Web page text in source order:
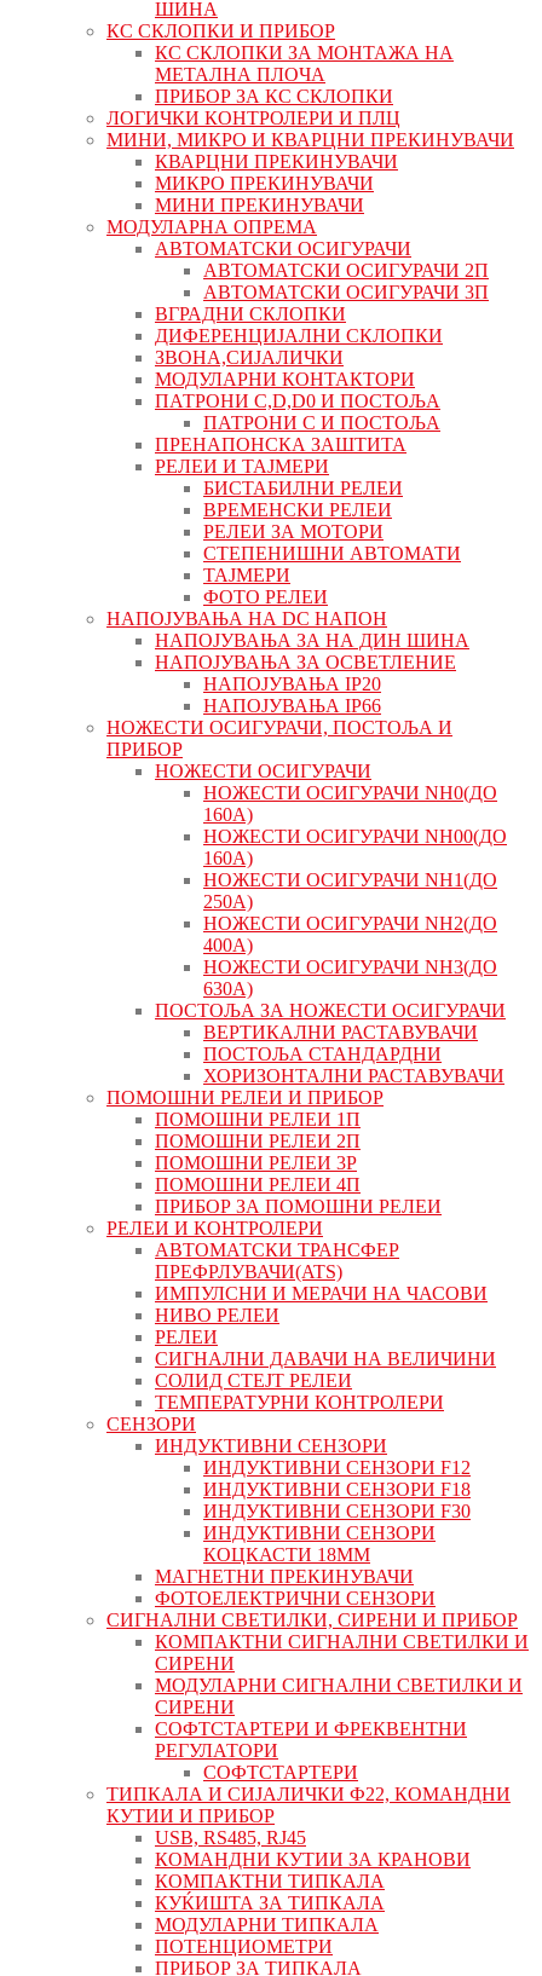
ШИНА
КС СКЛОПКИ И ПРИБОР
КС СКЛОПКИ ЗА МОНТАЖА НА
МЕТАЛНА ПЛОЧА
ПРИБОР ЗА КС СКЛОПКИ
ЛОГИЧКИ КОНТРОЛЕРИ И ПЛЦ
МИНИ, МИКРО И КВАРЦНИ ПРЕКИНУВАЧИ
КВАРЦНИ ПРЕКИНУВАЧИ
МИКРО ПРЕКИНУВАЧИ
МИНИ ПРЕКИНУВАЧИ
МОДУЛАРНА ОПРЕМА
АВТОМАТСКИ ОСИГУРАЧИ
АВТОМАТСКИ ОСИГУРАЧИ 2П
АВТОМАТСКИ ОСИГУРАЧИ 3П
ВГРАДНИ СКЛОПКИ
ДИФЕРЕНЦИЈАЛНИ СКЛОПКИ
ЗВОНА,СИЈАЛИЧКИ
МОДУЛАРНИ КОНТАКТОРИ
ПАТРОНИ C,D,D0 И ПОСТОЉА
ПАТРОНИ C И ПОСТОЉА
ПРЕНАПОНСКА ЗАШТИТА
РЕЛЕИ И ТАЈМЕРИ
БИСТАБИЛНИ РЕЛЕИ
ВРЕМЕНСКИ РЕЛЕИ
РЕЛЕИ ЗА МОТОРИ
СТЕПЕНИШНИ АВТОМАТИ
ТАЈМЕРИ
ФОТО РЕЛЕИ
НАПОЈУВАЊА НА DC НАПОН
НАПОЈУВАЊА ЗА НА ДИН ШИНА
НАПОЈУВАЊА ЗА ОСВЕТЛЕНИЕ
НАПОЈУВАЊА IP20
НАПОЈУВАЊА IP66
НОЖЕСТИ ОСИГУРАЧИ, ПОСТОЉА И
ПРИБОР
НОЖЕСТИ ОСИГУРАЧИ
НОЖЕСТИ ОСИГУРАЧИ NH0(ДО
160А)
НОЖЕСТИ ОСИГУРАЧИ NH00(ДО
160А)
НОЖЕСТИ ОСИГУРАЧИ NH1(ДО
250А)
НОЖЕСТИ ОСИГУРАЧИ NH2(ДО
400А)
НОЖЕСТИ ОСИГУРАЧИ NH3(ДО
630А)
ПОСТОЉА ЗА НОЖЕСТИ ОСИГУРАЧИ
ВЕРТИКАЛНИ РАСТАВУВАЧИ
ПОСТОЉА СТАНДАРДНИ
ХОРИЗОНТАЛНИ РАСТАВУВАЧИ
ПОМОШНИ РЕЛЕИ И ПРИБОР
ПОМОШНИ РЕЛЕИ 1П
ПОМОШНИ РЕЛЕИ 2П
ПОМОШНИ РЕЛЕИ 3P
ПОМОШНИ РЕЛЕИ 4П
ПРИБОР ЗА ПОМОШНИ РЕЛЕИ
РЕЛЕИ И КОНТРОЛЕРИ
АВТОМАТСКИ ТРАНСФЕР
ПРЕФРЛУВАЧИ(ATS)
ИМПУЛСНИ И МЕРАЧИ НА ЧАСОВИ
НИВО РЕЛЕИ
РЕЛЕИ
СИГНАЛНИ ДАВАЧИ НА ВЕЛИЧИНИ
СОЛИД СТЕЈТ РЕЛЕИ
ТЕМПЕРАТУРНИ КОНТРОЛЕРИ
СЕНЗОРИ
ИНДУКТИВНИ СЕНЗОРИ
ИНДУКТИВНИ СЕНЗОРИ F12
ИНДУКТИВНИ СЕНЗОРИ F18
ИНДУКТИВНИ СЕНЗОРИ F30
ИНДУКТИВНИ СЕНЗОРИ
КОЦКАСТИ 18ММ
МАГНЕТНИ ПРЕКИНУВАЧИ
ФОТОЕЛЕКТРИЧНИ СЕНЗОРИ
СИГНАЛНИ СВЕТИЛКИ, СИРЕНИ И ПРИБОР
КОМПАКТНИ СИГНАЛНИ СВЕТИЛКИ И
СИРЕНИ
МОДУЛАРНИ СИГНАЛНИ СВЕТИЛКИ И
СИРЕНИ
СОФТСТАРТЕРИ И ФРЕКВЕНТНИ
РЕГУЛАТОРИ
СОФТСТАРТЕРИ
ТИПКАЛА И СИЈАЛИЧКИ Ф22, КОМАНДНИ
КУТИИ И ПРИБОР
USB, RS485, RJ45
КОМАНДНИ КУТИИ ЗА КРАНОВИ
КОМПАКТНИ ТИПКАЛА
КУЌИШТА ЗА ТИПКАЛА
МОДУЛАРНИ ТИПКАЛА
ПОТЕНЦИОМЕТРИ
ПРИБОР ЗА ТИПКАЛА